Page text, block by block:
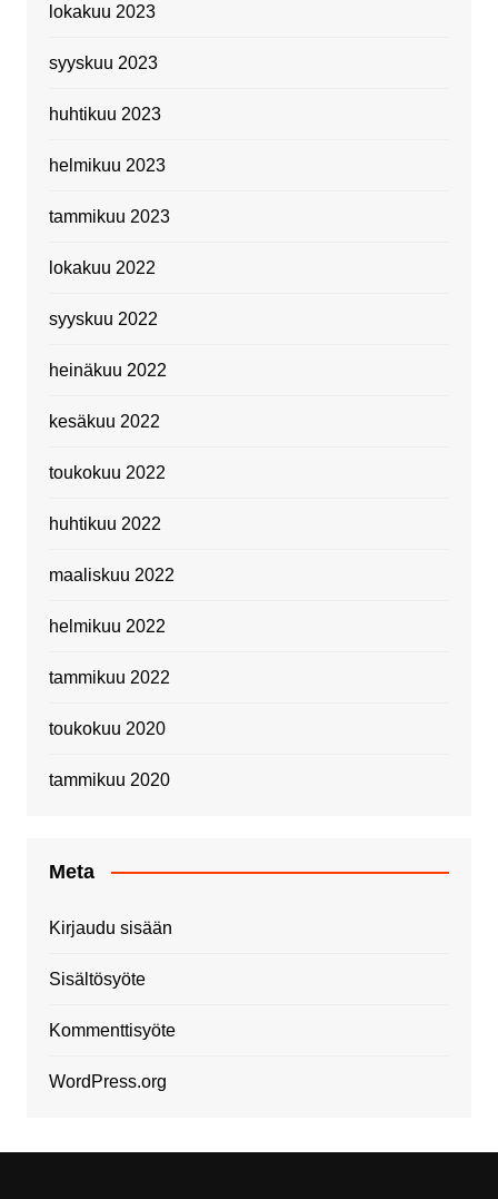
lokakuu 2023
syyskuu 2023
huhtikuu 2023
helmikuu 2023
tammikuu 2023
lokakuu 2022
syyskuu 2022
heinäkuu 2022
kesäkuu 2022
toukokuu 2022
huhtikuu 2022
maaliskuu 2022
helmikuu 2022
tammikuu 2022
toukokuu 2020
tammikuu 2020
Meta
Kirjaudu sisään
Sisältösyöte
Kommenttisyöte
WordPress.org